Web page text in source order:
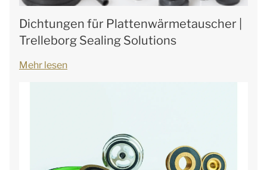
Dichtungen für Plattenwärmetauscher |
Trelleborg Sealing Solutions
Mehr lesen